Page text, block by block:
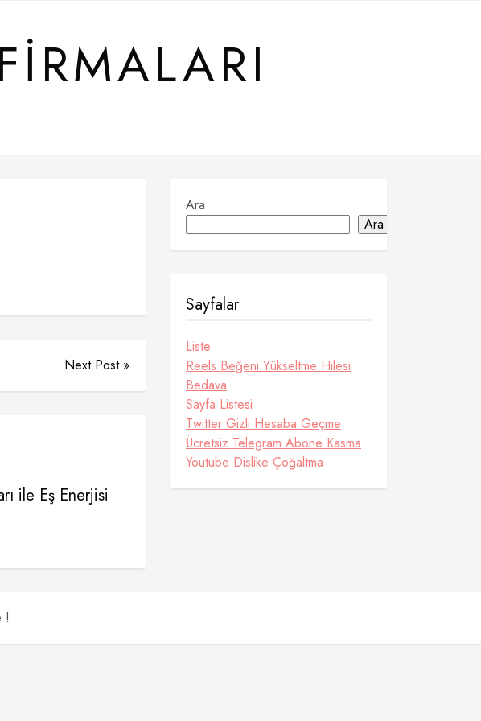
Next Post »
ile Eş Enerjisi
Ara
Ara
Sayfalar
Liste
Reels Beğeni Yükseltme Hilesi
Bedava
Sayfa Listesi
Twitter Gizli Hesaba Geçme
Ücretsiz Telegram Abone Kasma
Youtube Dislike Çoğaltma
!